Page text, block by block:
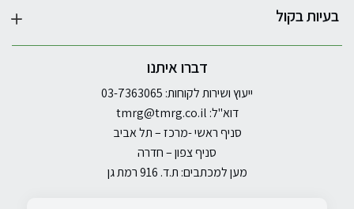
בעיות בקול
דברו איתנו
ייעוץ ושירות לקוחות: 03-7363065
דוא"ל: tmrg@tmrg.co.il
סניף ראשי -מרכז – תל אביב
סניף צפון – חדרה
מען למכתבים: ת.ד. 916 רמת גן